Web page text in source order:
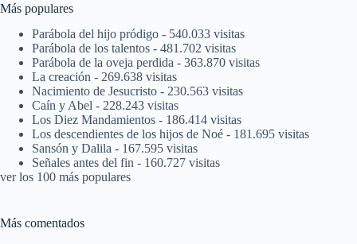
Más populares
Parábola del hijo pródigo - 540.033 visitas
Parábola de los talentos - 481.702 visitas
Parábola de la oveja perdida - 363.870 visitas
La creación - 269.638 visitas
Nacimiento de Jesucristo - 230.563 visitas
Caín y Abel - 228.243 visitas
Los Diez Mandamientos - 186.414 visitas
Los descendientes de los hijos de Noé - 181.695 visitas
Sansón y Dalila - 167.595 visitas
Señales antes del fin - 160.727 visitas
ver los 100 más populares
Más comentados